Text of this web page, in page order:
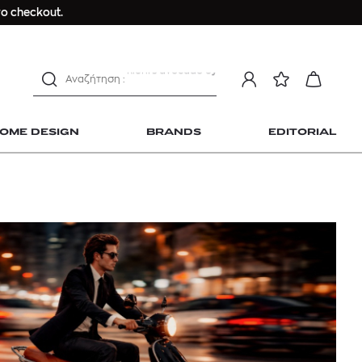
checkout.
DESIGN BRANDS EDITORIAL
kiehl's avocado eye
Longchamp Le Pliage
αντηλιακό προσώπου
estee lauder double wear
kiehl's avocado eye
mcm
sandro
Design